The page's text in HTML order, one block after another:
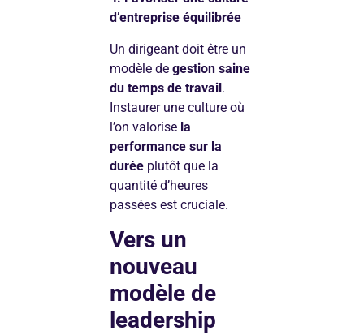
d’entreprise équilibrée
Un dirigeant doit être un
modèle de gestion saine
du temps de travail.
Instaurer une culture où
l’on valorise la
performance sur la
durée plutôt que la
quantité d’heures
passées est cruciale.
Vers un
nouveau
modèle de
leadership